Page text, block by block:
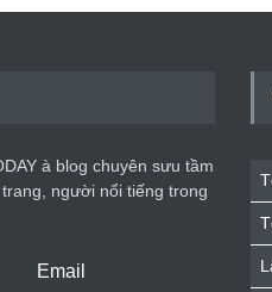
à blog chuyên sưu tầm
người nổi tiếng trong
Email